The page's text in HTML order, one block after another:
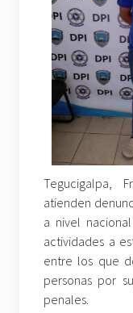
Tegucigalpa,
atienden
a nivel
actividades a
entre los que
personas por
penales.